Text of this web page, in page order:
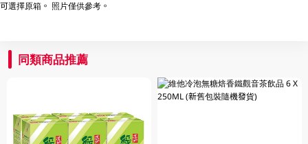
可選擇原箱。 照片僅供參考。
同類商品推薦